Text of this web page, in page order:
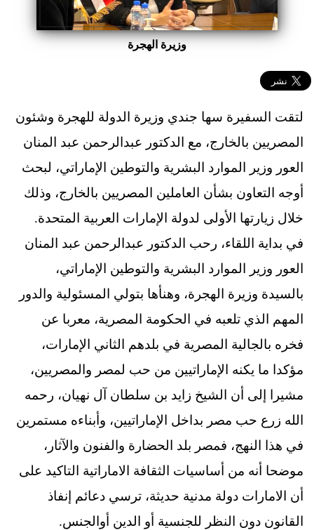
وزيرة الهجرة
لتقت السفيرة سها جندي وزيرة الدولة للهجرة وشئون
المصريين بالخارج، مع الدكتور عبدالرحمن عبد المنان
العور وزير الموارد البشرية والتوطين الإماراتي، لبحث
أوجه التعاون بشأن العاملين المصريين بالخارج، وذلك
خلال زيارتها الأولى لدولة الإمارات العربية المتحدة.
في بداية اللقاء، رحب الدكتور عبدالرحمن عبد المنان
العور وزير الموارد البشرية والتوطين الإماراتي،
بالسيدة وزيرة الهجرة، وهنأها بتولي المسئولية والدور
المهم الذي تلعبه في الحكومة المصرية، معربا عن
فخره بالجالية المصرية في بلدهم الثاني الإمارات،
مؤكدا ما يكنه الإماراتيين من حب لمصر والمصريين،
مشيرا إلى أن الشيخ زايد بن سلطان آل نهيان، رحمه
الله زرع حب مصر بداخل الإماراتيين، وأبناءه مستمرين
في هذا النهج، فمصر بلد الحضارة والفنون والآثار،
موضحا أنه من أساسيات الثقافة الاماراتية التاكيد على
أن الامارات دولة مدنية حديثة، ترسي دعائم إنفاذ
القانون دون النظر للجنسية أو الدين أوالجنس.